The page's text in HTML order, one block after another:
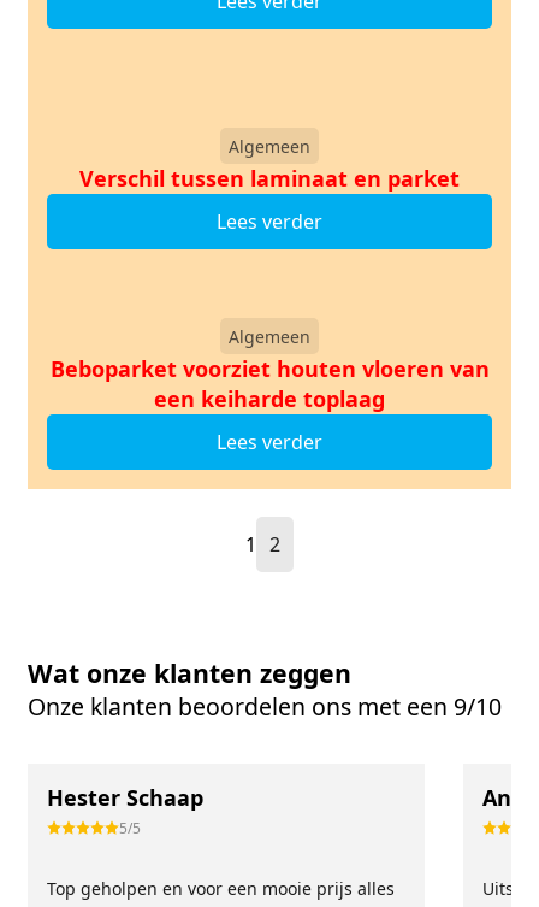
Algemeen
Verschil tussen laminaat en parket
Lees verder
Algemeen
Beboparket voorziet houten vloeren van
een keiharde toplaag
Lees verder
1 2
Wat onze klanten zeggen
Onze klanten beoordelen ons met een 9/10
Hester Schaap
5/5
Top geholpen en voor een mooie prijs alles